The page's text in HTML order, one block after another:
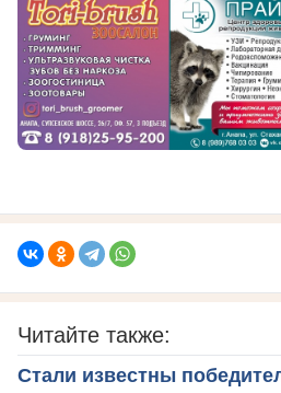
Читайте также:
Стали известны